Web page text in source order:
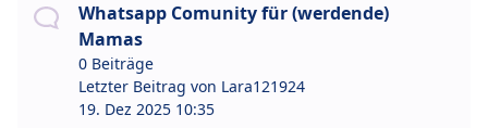
Whatsapp Comunity für (werdende)
Mamas
0 Beiträge
Letzter Beitrag von Lara121924
19. Dez 2025 10:35